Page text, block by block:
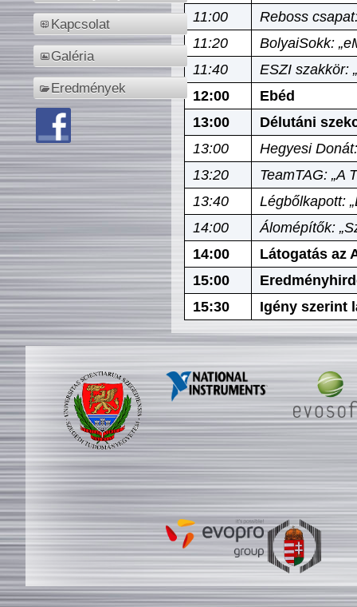
Kapcsolat
Galéria
Eredmények
11:00
Reboss
11:20
BolyaiSokk:
11:40
ESZI szakkör:
12:00
Ebéd
13:00
Délutáni
13:00
Hegyesi
13:20
TeamTAG: „A
13:40
Légbőlkapott:
14:00
Álomépítők:
14:00
Látogatás az
15:00
15:30
Igény szerint